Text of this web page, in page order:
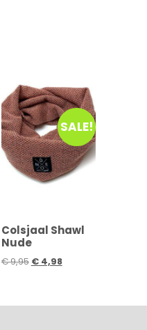
SALE!
Colsjaal Shawl
Nude
€9,95 €4,98